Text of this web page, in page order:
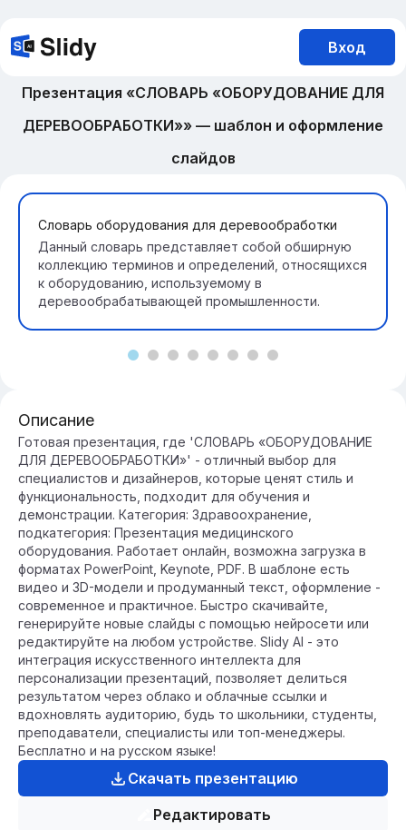
Вход
Презентация «СЛОВАРЬ «ОБОРУДОВАНИЕ ДЛЯ
ДЕРЕВООБРАБОТКИ»» — шаблон и оформление
слайдов
Словарь оборудования для деревообработки
Данный словарь представляет собой обширную
коллекцию терминов и определений, относящихся
к оборудованию, используемому в
деревообрабатывающей промышленности.
Описание
Готовая презентация, где 'СЛОВАРЬ «ОБОРУДОВАНИЕ
ДЛЯ ДЕРЕВООБРАБОТКИ»' - отличный выбор для
специалистов и дизайнеров, которые ценят стиль и
функциональность, подходит для обучения и
демонстрации. Категория: Здравоохранение,
подкатегория: Презентация медицинского
оборудования. Работает онлайн, возможна загрузка в
форматах PowerPoint, Keynote, PDF. В шаблоне есть
видео и 3D-модели и продуманный текст, оформление -
современное и практичное. Быстро скачивайте,
генерируйте новые слайды с помощью нейросети или
редактируйте на любом устройстве. Slidy AI - это
интеграция искусственного интеллекта для
персонализации презентаций, позволяет делиться
результатом через облако и облачные ссылки и
вдохновлять аудиторию, будь то школьники, студенты,
преподаватели, специалисты или топ-менеджеры.
Бесплатно и на русском языке!
Скачать презентацию
Редактировать